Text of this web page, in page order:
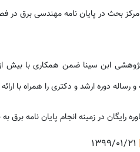
بحث در پایان نامه مهندسی برق در
ابن سینا ضمن همکاری با بیش
و رساله دوره ارشد و دکتری را همراه با
رایگان در زمینه انجام پایان نامه برق
۱۳۹۹/۰۱/۲۱